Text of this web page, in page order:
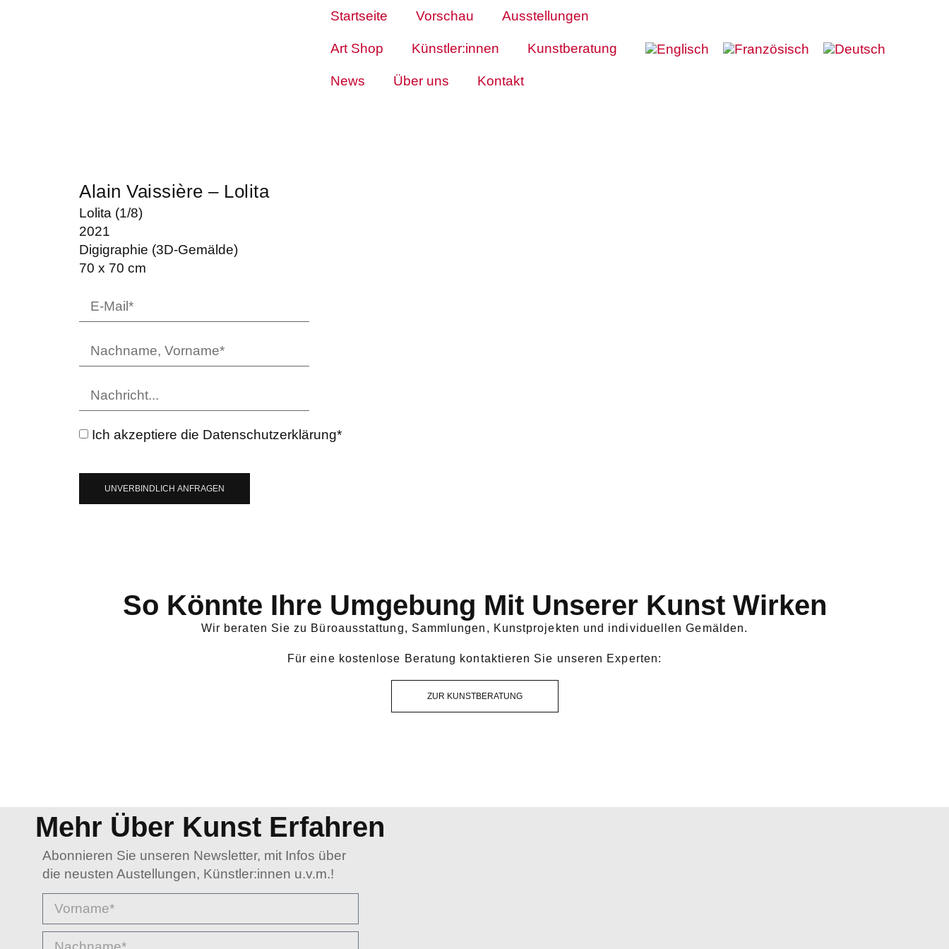
Startseite Vorschau Ausstellungen
Art Shop Künstler:innen Kunstberatung
News Über uns Kontakt
Alain Vaissière – Lolita
Lolita (1/8)
2021
Digigraphie (3D-Gemälde)
70 x 70 cm
Ich akzeptiere die Datenschutzerklärung*
UNVERBINDLICH ANFRAGEN
So Könnte Ihre Umgebung Mit Unserer Kunst Wirken
Wir beraten Sie zu Büroausstattung, Sammlungen, Kunstprojekten und individuellen Gemälden.
Für eine kostenlose Beratung kontaktieren Sie unseren Experten:
ZUR KUNSTBERATUNG
Mehr Über Kunst Erfahren
Abonnieren Sie unseren Newsletter, mit Infos über
die neusten Austellungen, Künstler:innen u.v.m.!